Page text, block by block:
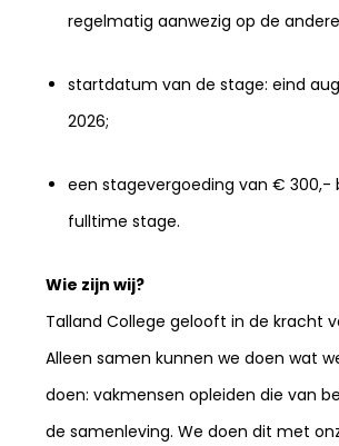
regelmatig aanwezig op de
startdatum van de stage: eind
2026;
een stagevergoeding van € 300,-
fulltime stage.
Wie zijn wij?
Talland College gelooft in de kracht
Alleen samen kunnen we doen wat
doen: vakmensen opleiden die van
de samenleving. We doen dit met